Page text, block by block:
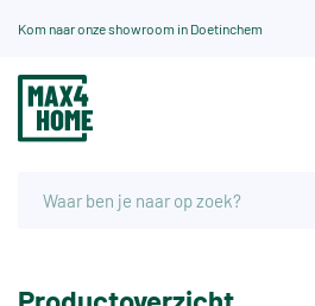
Kom naar onze showroom in Doetinchem